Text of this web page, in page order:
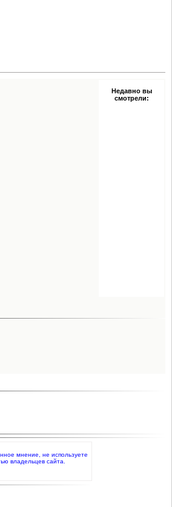
Недавно вы
смотрели:
мнение, не используете
владельцев сайта.